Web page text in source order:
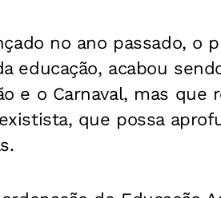
no ano passado, o
educação, acabou
e o Carnaval, mas
que possa